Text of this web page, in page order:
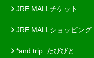
JRE MALLチケット
JRE MALLショッピング
*and trip. たびびと